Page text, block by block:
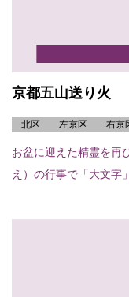
京都五山送り火
北区 左京区 右京
お盆に迎えた精霊を再
え）の行事で「大文字